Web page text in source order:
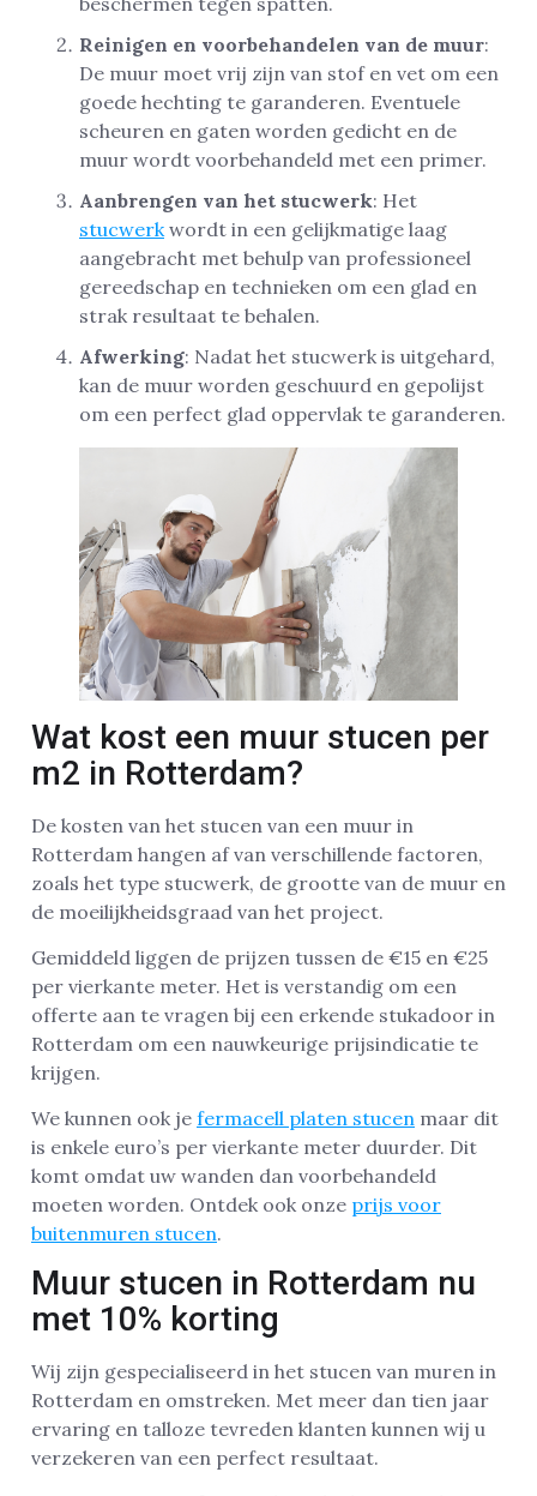
Reinigen en voorbehandelen van de muur:
De muur moet vrij zijn van stof en vet om een
goede hechting te garanderen. Eventuele
scheuren en gaten worden gedicht en de
muur wordt voorbehandeld met een primer.
Aanbrengen van het stucwerk: Het
stucwerk wordt in een gelijkmatige laag
aangebracht met behulp van professioneel
gereedschap en technieken om een glad en
strak resultaat te behalen.
Afwerking: Nadat het stucwerk is uitgehard,
kan de muur worden geschuurd en gepolijst
om een perfect glad oppervlak te garanderen.
Wat kost een muur stucen per
m2 in Rotterdam?
De kosten van het stucen van een muur in
Rotterdam hangen af van verschillende factoren,
zoals het type stucwerk, de grootte van de muur en
de moeilijkheidsgraad van het project.
Gemiddeld liggen de prijzen tussen de €15 en €25
per vierkante meter. Het is verstandig om een
offerte aan te vragen bij een erkende stukadoor in
Rotterdam om een nauwkeurige prijsindicatie te
krijgen.
We kunnen ook je fermacell platen stucen maar dit
is enkele euro’s per vierkante meter duurder. Dit
komt omdat uw wanden dan voorbehandeld
moeten worden. Ontdek ook onze prijs voor
buitenmuren stucen.
Muur stucen in Rotterdam nu
met 10% korting
Wij zijn gespecialiseerd in het stucen van muren in
Rotterdam en omstreken. Met meer dan tien jaar
ervaring en talloze tevreden klanten kunnen wij u
verzekeren van een perfect resultaat.